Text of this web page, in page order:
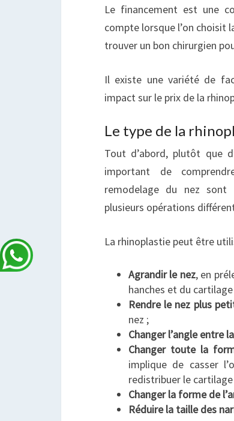
Le financement est une
compte lorsque l’on choisit
trouver un bon chirurgien
Il existe une variété de
impact sur le prix de la
Le type de la
Tout d’abord, plutôt que
important de
remodelage du nez sont
plusieurs opérations
La rhinoplastie peut être
Agrandir le nez, en
hanches et du
Rendre le nez plus
nez ;
Changer l’angle entre
Changer toute la
implique de casser
redistribuer le
Changer la forme de
Réduire la taille des